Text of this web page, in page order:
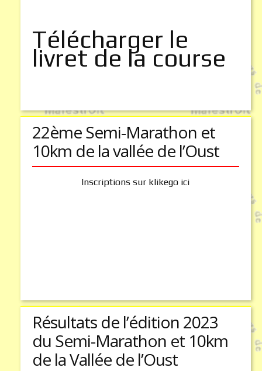
Télécharger le
livret de la course
22ème Semi-Marathon et
10km de la vallée de l’Oust
Inscriptions sur klikego ici
Résultats de l’édition 2023
du Semi-Marathon et 10km
de la Vallée de l’Oust